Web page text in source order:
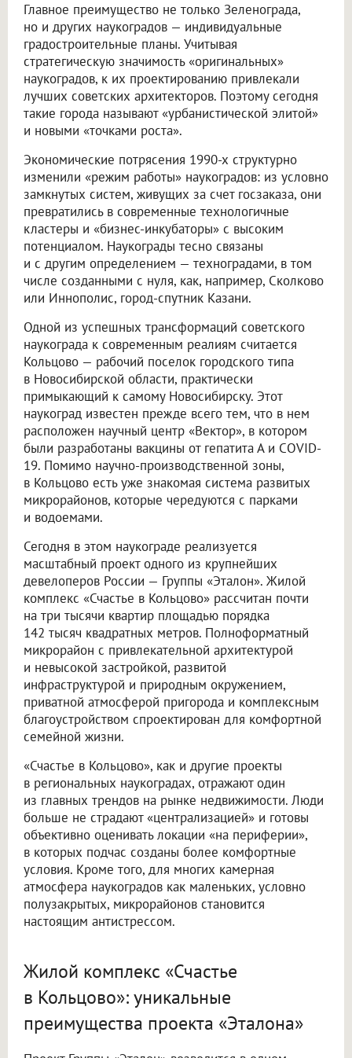
Главное преимущество не только Зеленограда,
но и других наукоградов — индивидуальные
градостроительные планы. Учитывая
стратегическую значимость «оригинальных»
наукоградов, к их проектированию привлекали
лучших советских архитекторов. Поэтому сегодня
такие города называют «урбанистической элитой»
и новыми «точками роста».
Экономические потрясения 1990-х структурно
изменили «режим работы» наукоградов: из условно
замкнутых систем, живущих за счет госзаказа, они
превратились в современные технологичные
кластеры и «бизнес-инкубаторы» с высоким
потенциалом. Наукограды тесно связаны
и с другим определением — техноградами, в том
числе созданными с нуля, как, например, Сколково
или Иннополис, город-спутник Казани.
Одной из успешных трансформаций советского
наукограда к современным реалиям считается
Кольцово — рабочий поселок городского типа
в Новосибирской области, практически
примыкающий к самому Новосибирску. Этот
наукоград известен прежде всего тем, что в нем
расположен научный центр «Вектор», в котором
были разработаны вакцины от гепатита А и COVID-
19. Помимо научно-производственной зоны,
в Кольцово есть уже знакомая система развитых
микрорайонов, которые чередуются с парками
и водоемами.
Сегодня в этом наукограде реализуется
масштабный проект одного из крупнейших
девелоперов России — Группы «Эталон». Жилой
комплекс «Счастье в Кольцово» рассчитан почти
на три тысячи квартир площадью порядка
142 тысяч квадратных метров. Полноформатный
микрорайон с привлекательной архитектурой
и невысокой застройкой, развитой
инфраструктурой и природным окружением,
приватной атмосферой пригорода и комплексным
благоустройством спроектирован для комфортной
семейной жизни.
«Счастье в Кольцово», как и другие проекты
в региональных наукоградах, отражают один
из главных трендов на рынке недвижимости. Люди
больше не страдают «централизацией» и готовы
объективно оценивать локации «на периферии»,
в которых подчас созданы более комфортные
условия. Кроме того, для многих камерная
атмосфера наукоградов как маленьких, условно
полузакрытых, микрорайонов становится
настоящим антистрессом.
Жилой комплекс «Счастье
в Кольцово»: уникальные
преимущества проекта «Эталона»